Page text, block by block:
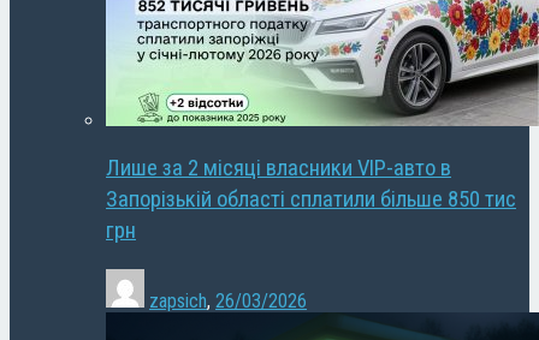
Лише за 2 місяці власники VIP-авто в
Запорізькій області сплатили більше 850 тис
грн
zapsich, 26/03/2026